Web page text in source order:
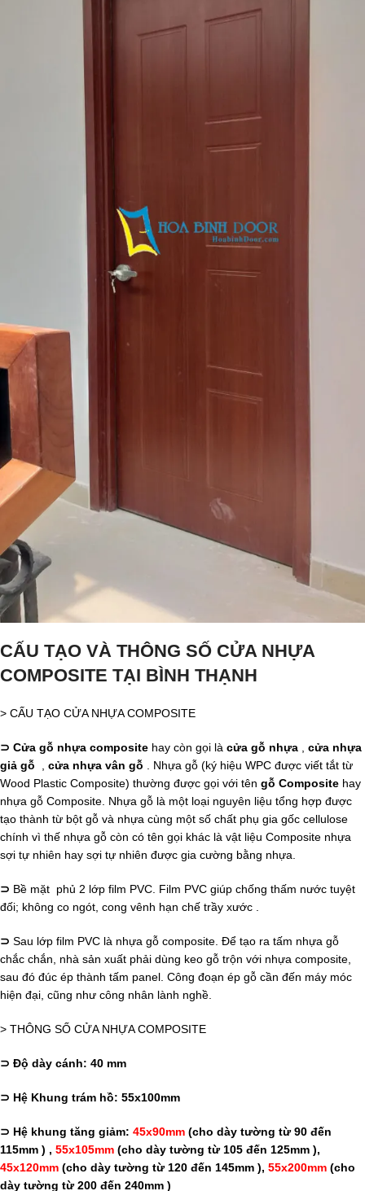
CẤU TẠO VÀ THÔNG SỐ CỬA NHỰA
COMPOSITE TẠI BÌNH THẠNH
> CẤU TẠO CỬA NHỰA COMPOSITE
⊃ Cửa gỗ nhựa composite hay còn gọi là cửa gỗ nhựa
cửa nhựa
giả gỗ
cửa nhựa vân gỗ . Nhựa gỗ (ký hiệu WPC được viết tắt từ
Wood Plastic Composite) thường được gọi với tên gỗ Composite hay
nhựa gỗ Composite. Nhựa gỗ là một loại nguyên liệu tổng hợp được
tạo thành từ bột gỗ và nhựa cùng một số chất phụ gia gốc cellulose
chính vì thế nhựa gỗ còn có tên gọi khác là vật liệu Composite nhựa
sợi tự nhiên hay sợi tự nhiên được gia cường bằng nhựa.
⊃ Bề mặt phủ 2 lớp film PVC. Film PVC giúp chống thấm nước tuyệt
đối; không co ngót, cong vênh hạn chế trầy xước .
⊃ Sau lớp film PVC là nhựa gỗ composite. Để tạo ra tấm nhựa gỗ
chắc chắn, nhà sản xuất phải dùng keo gỗ trộn với nhựa composite,
sau đó đúc ép thành tấm panel. Công đoạn ép gỗ cần đến máy móc
hiện đại, cũng như công nhân lành nghề.
> THÔNG SỐ CỬA NHỰA COMPOSITE
⊃ Độ dày cánh: 40 mm
⊃ Hệ Khung trám hồ: 55x100mm
⊃ Hệ khung tăng giảm: 45x90mm (cho dày tường từ 90 đến
115mm ) , 55x105mm (cho dày tường từ 105 đến 125mm ),
45x120mm (cho dày tường từ 120 đến 145mm ), 55x200mm (cho
dày tường từ 200 đến 240mm )